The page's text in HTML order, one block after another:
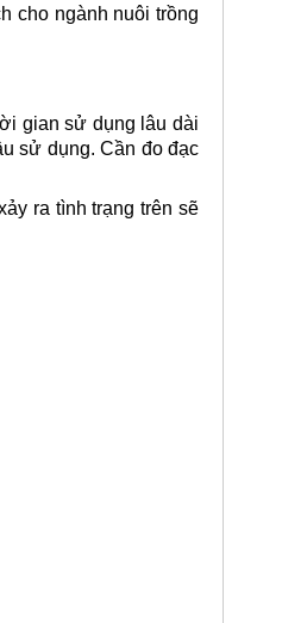
cho ngành nuôi trồng
gian sử dụng lâu dài
sử dụng. Cần đo đạc
ra tình trạng trên sẽ